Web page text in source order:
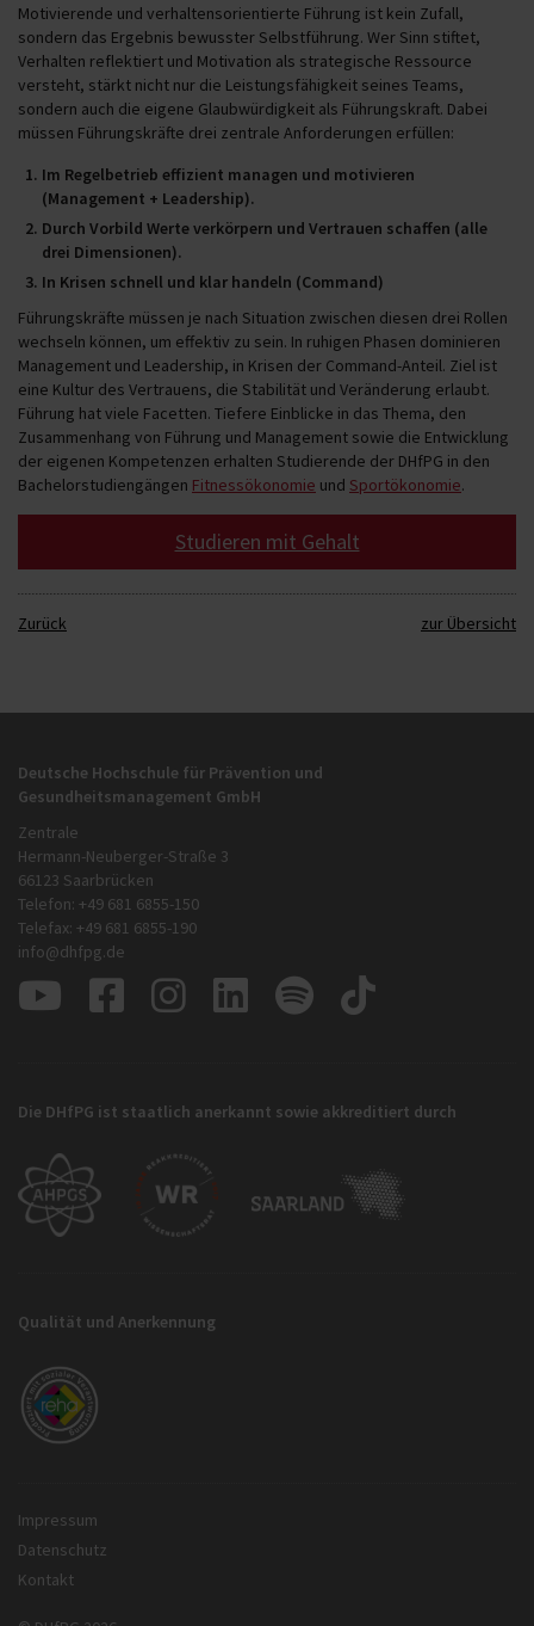
Motivierende und verhaltensorientierte Führung ist kein Zufall,
sondern das Ergebnis bewusster Selbstführung. Wer Sinn stiftet,
Verhalten reflektiert und Motivation als strategische Ressource
versteht, stärkt nicht nur die Leistungsfähigkeit seines Teams,
sondern auch die eigene Glaubwürdigkeit als Führungskraft. Dabei
müssen Führungskräfte drei zentrale Anforderungen erfüllen:
Im Regelbetrieb effizient managen und motivieren
(Management + Leadership).
Durch Vorbild Werte verkörpern und Vertrauen schaffen (alle
drei Dimensionen).
In Krisen schnell und klar handeln (Command)
Führungskräfte müssen je nach Situation zwischen diesen drei Rollen
wechseln können, um effektiv zu sein. In ruhigen Phasen dominieren
Management und Leadership, in Krisen der Command-Anteil. Ziel ist
eine Kultur des Vertrauens, die Stabilität und Veränderung erlaubt.
Führung hat viele Facetten. Tiefere Einblicke in das Thema, den
Zusammenhang von Führung und Management sowie die Entwicklung
der eigenen Kompetenzen erhalten Studierende der DHfPG in den
Bachelorstudiengängen Fitnessökonomie und Sportökonomie.
Studieren mit Gehalt
Zurück zur Übersicht
Deutsche Hochschule für Prävention und
Gesundheitsmanagement GmbH
Zentrale
Hermann-Neuberger-Straße 3
66123 Saarbrücken
Telefon: +49 681 6855-150
Telefax: +49 681 6855-190
info@dhfpg.de
Die DHfPG ist staatlich anerkannt sowie akkreditiert durch
Qualität und Anerkennung
Impressum
Datenschutz
Kontakt